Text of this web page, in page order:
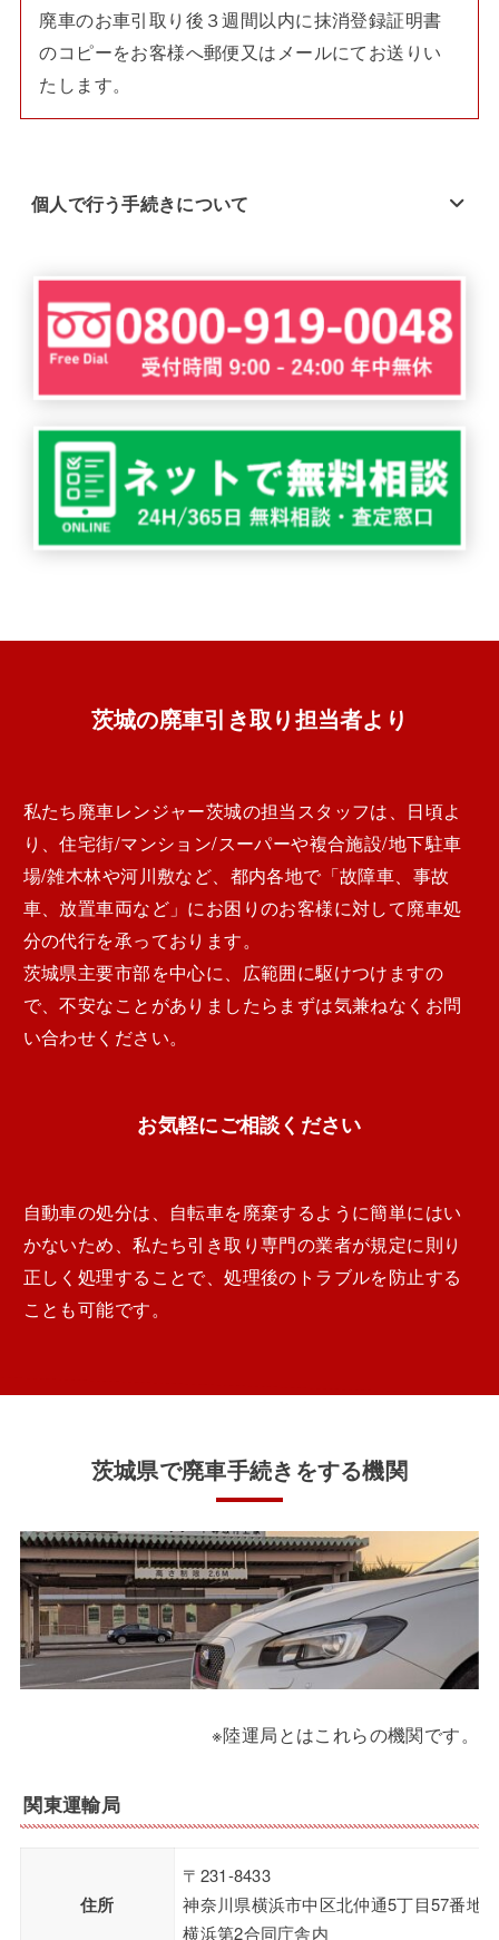
廃車のお車引取り後３週間以内に抹消登録証明書
のコピーをお客様へ郵便又はメールにてお送りい
たします。
個人で行う手続きについて
茨城の廃車引き取り担当者より
私たち廃車レンジャー茨城の担当スタッフは、日頃よ
り、住宅街/マンション/スーパーや複合施設/地下駐車
場/雑木林や河川敷など、都内各地で「故障車、事故
車、放置車両など」にお困りのお客様に対して廃車処
分の代行を承っております。
茨城県主要市部を中心に、広範囲に駆けつけますの
で、不安なことがありましたらまずは気兼ねなくお問
い合わせください。
お気軽にご相談ください
自動車の処分は、自転車を廃棄するように簡単にはい
かないため、私たち引き取り専門の業者が規定に則り
正しく処理することで、処理後のトラブルを防止する
ことも可能です。
茨城県で廃車手続きをする機関
※陸運局とはこれらの機関です。
関東運輸局
住所
〒231-8433
神奈川県横浜市中区北仲通5丁目57番地
横浜第2合同庁舎内